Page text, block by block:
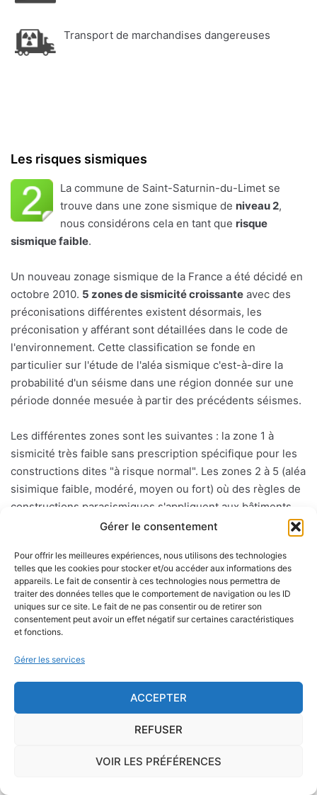
Gérer le consentement
Pour offrir les meilleures expériences, nous utilisons des technologies
telles que les cookies pour stocker et/ou accéder aux informations des
appareils. Le fait de consentir à ces technologies nous permettra de
traiter des données telles que le comportement de navigation ou les ID
uniques sur ce site. Le fait de ne pas consentir ou de retirer son
consentement peut avoir un effet négatif sur certaines caractéristiques
et fonctions.
Gérer les services
ACCEPTER
REFUSER
VOIR LES PRÉFÉRENCES
Transport de marchandises dangereuses
Les risques sismiques
La commune de Saint-Saturnin-du-Limet se
trouve dans une zone sismique de niveau 2,
nous considérons cela en tant que risque
sismique faible.
Un nouveau zonage sismique de la France a été décidé en
octobre 2010. 5 zones de sismicité croissante avec des
préconisations différentes existent désormais, les
préconisation y afférant sont détaillées dans le code de
l'environnement. Cette classification se fonde en
particulier sur l'étude de l'aléa sismique c'est-à-dire la
probabilité d'un séisme dans une région donnée sur une
période donnée mesuée à partir des précédents séismes.
Les différentes zones sont les suivantes : la zone 1 à
sismicité très faible sans prescription spécifique pour les
constructions dites "à risque normal". Les zones 2 à 5 (aléa
sisimique faible, modéré, moyen ou fort) où des règles de
constructions parasismiques s'appliquent aux bâtiments
dits "à risque normal".
Le risque mérule
Le diagnostic concernant la mérule, champignon
lignivore n'est pas obligatoire pour la vente d'un bien
.Cependant, il est préférable d'être particulièrement
existent dans de nombreuses communes partout en
France, en particulier dans le Finistère ou à Paris.
nuisances dues aux mérules lors de la construction